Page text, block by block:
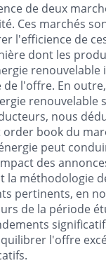
de deux
Ces marchés
l'efficience de
dont les
l'offre. En
renouvelable
nous
book du
peut
des
la méthodologie
pertinents, en
de la période
l'offre